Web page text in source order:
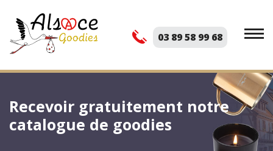
03 89 58 99 68
Recevoir gratuitement notre
catalogue de goodies